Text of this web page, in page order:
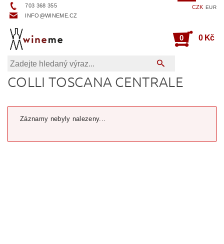
703 368 355
INFO@WINEME.CZ
CZK EUR
0 0 Kč
COLLI TOSCANA CENTRALE
Záznamy nebyly nalezeny...